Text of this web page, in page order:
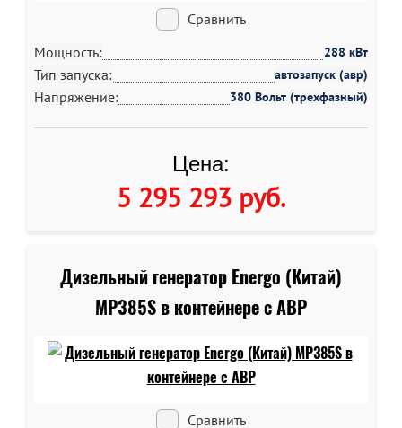
Сравнить
Мощность:
288 кВт
Тип запуска: автозапуск (авр)
Напряжение: 380 Вольт (трехфазный)
Цена:
5 295 293 руб.
Дизельный генератор Energo (Китай)
MP385S в контейнере c АВР
Сравнить